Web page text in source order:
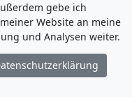
gebe ich
Website an meine
und Analysen weiter.